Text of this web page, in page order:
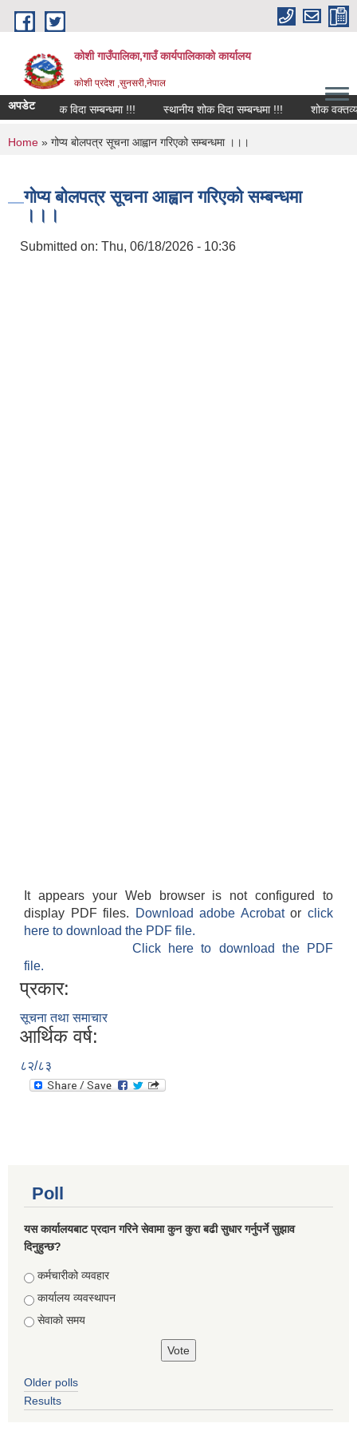
Skip to main content
कोशी गाउँपालिका,गाउँ कार्यपालिकाको कार्यालय
काेशी प्रदेश ,सुनसरी,नेपाल
अपडेटशोक विदा सम्बन्धमा !!! स्थानीय शोक विदा सम्बन्धमा !!! शोक वक्तव्य
You are here
Home » गोप्य बोलपत्र सूचना आह्वान गरिएको सम्बन्धमा ।।।
गोप्य बोलपत्र सूचना आह्वान गरिएको सम्बन्धमा
।।।
Submitted on: Thu, 06/18/2026 - 10:36
It appears your Web browser is not configured to
display PDF files.
Download adobe Acrobatorclick
here to download the PDF file.
Click here to download the PDF
file.
प्रकार:
सूचना तथा समाचार
आर्थिक वर्ष:
८२/८३
Poll
यस कार्यालयबाट प्रदान गरिने सेवामा कुन कुरा बढी सुधार गर्नुपर्ने सुझाव
दिनुहुन्छ?
Choices
कर्मचारीको व्यवहार
कार्यालय व्यवस्थापन
सेवाको समय
Older polls
Results